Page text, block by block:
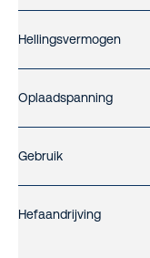
Hellingsvermogen
Oplaadspanning
Gebruik
Hefaandrijving